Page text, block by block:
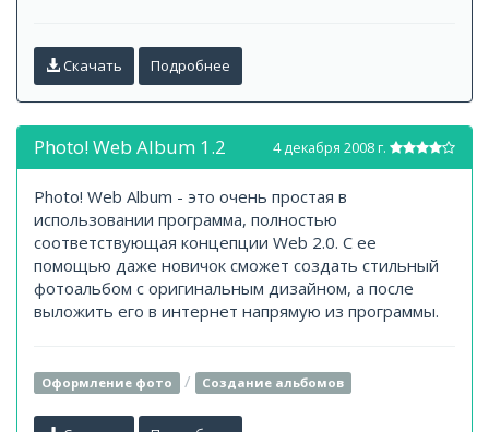
Скачать Подробнее
4 декабря 2008 г.
Photo! Web Album 1.2
Photo! Web Album - это очень простая в
использовании программа, полностью
соответствующая концепции Web 2.0. С ее
помощью даже новичок сможет создать стильный
фотоальбом с оригинальным дизайном, а после
выложить его в интернет напрямую из программы.
Оформление фото / Создание альбомов